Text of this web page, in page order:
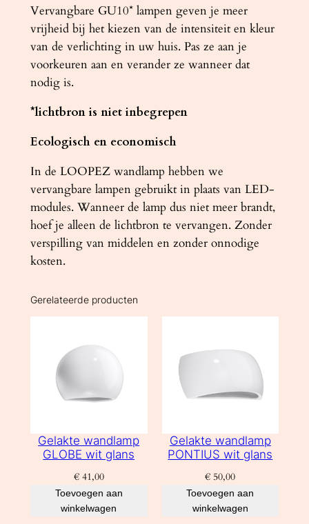
Vervangbare GU10* lampen geven je meer
vrijheid bij het kiezen van de intensiteit en kleur
van de verlichting in uw huis. Pas ze aan je
voorkeuren aan en verander ze wanneer dat
nodig is.
*lichtbron is niet inbegrepen
Ecologisch en economisch
In de LOOPEZ wandlamp hebben we
vervangbare lampen gebruikt in plaats van LED-
modules. Wanneer de lamp dus niet meer brandt,
hoef je alleen de lichtbron te vervangen. Zonder
verspilling van middelen en zonder onnodige
kosten.
Gerelateerde producten
Gelakte wandlamp
GLOBE wit glans
€41,00
Toevoegen aan
winkelwagen
Gelakte wandlamp
PONTIUS wit glans
€ 50,00
Toevoegen aan
winkelwagen